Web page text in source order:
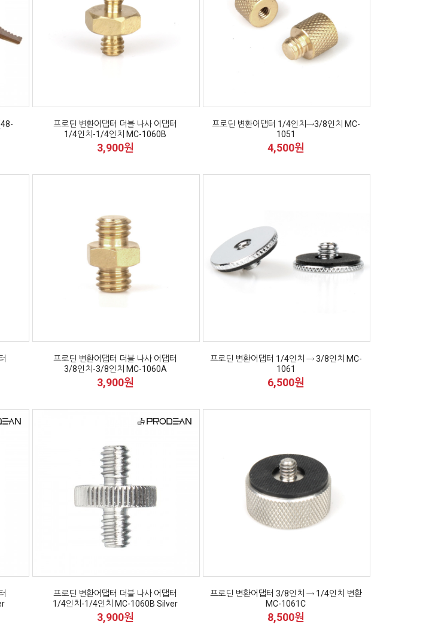
프로딘 변환어댑터 더블 나사 어댑터
1/4인치-1/4인치 MC-1060B
3,900원
프로딘 변환어댑터 1/4인치→3/8인치 MC-
1051
4,500원
프로딘 변환어댑터 더블 나사 어댑터
3/8인치-3/8인치 MC-1060A
3,900원
프로딘 변환어댑터 1/4인치 → 3/8인치 MC-
1061
6,500원
프로딘 변환어댑터 더블 나사 어댑터
1/4인치-1/4인치 MC-1060B Silver
3,900원
프로딘 변환어댑터 3/8인치 → 1/4인치 변환
MC-1061C
8,500원